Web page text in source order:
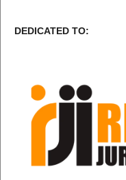
DEDICATED TO: